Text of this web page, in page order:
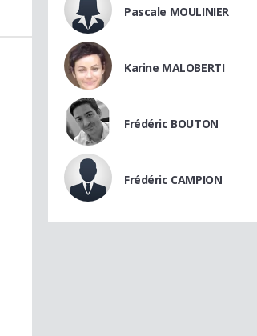
Pascale MOULINIER
Karine MALOBERTI
Frédéric BOUTON
Frédéric CAMPION